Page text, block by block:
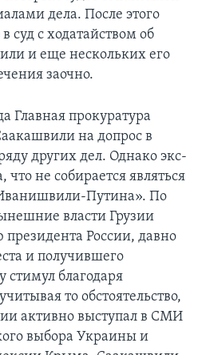
дела. После этого
суд с ходатайством об
и еще нескольких его
заочно.
Главная прокуратура
на допрос в
других дел. Однако экс-
что не собирается являться
Путина». По
власти Грузии
России, давно
и получившего
стимул благодаря
то обстоятельство,
активно выступал в СМИ
выбора Украины и